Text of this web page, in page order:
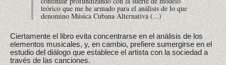
teórico que me he armado para el análisis de lo que
denomino Música Cubana Alternativa (...)
Ciertamente el libro evita concentrarse en el análisis de los
elementos musicales, y, en cambio, prefiere sumergirse en el
estudio del diálogo que establece el artista con la sociedad a
través de las canciones.